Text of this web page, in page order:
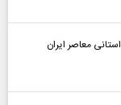
معاصر ایران